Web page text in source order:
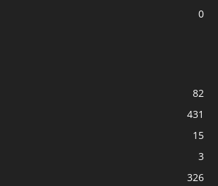
0
82
431
15
3
326